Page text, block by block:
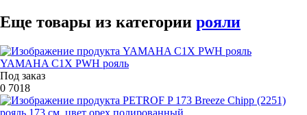
Еще товары из категории рояли
YAMAHA C1X PWH рояль
Под заказ
0 7018